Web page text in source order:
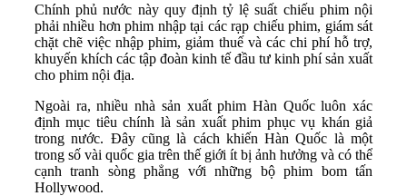
Chính phủ nước này quy định tỷ lệ suất chiếu phim nội
phải nhiều hơn phim nhập tại các rạp chiếu phim, giám sát
chặt chẽ việc nhập phim, giảm thuế và các chi phí hỗ trợ,
khuyến khích các tập đoàn kinh tế đầu tư kinh phí sản xuất
cho phim nội địa.
Ngoài ra, nhiều nhà sản xuất phim Hàn Quốc luôn xác
định mục tiêu chính là sản xuất phim phục vụ khán giả
trong nước. Đây cũng là cách khiến Hàn Quốc là một
trong số vài quốc gia trên thế giới ít bị ảnh hưởng và có thể
cạnh tranh sòng phẳng với những bộ phim bom tấn
Hollywood.